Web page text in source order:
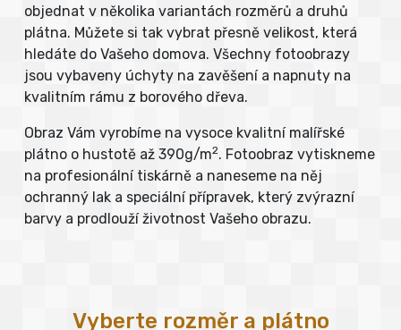
objednat v několika variantách rozměrů a druhů
plátna. Můžete si tak vybrat přesně velikost, která
hledáte do Vašeho domova. Všechny fotoobrazy
jsou vybaveny úchyty na zavěšení a napnuty na
kvalitním rámu z borového dřeva.
Obraz Vám vyrobíme na vysoce kvalitní malířské
plátno o hustotě až 390g/m2. Fotoobraz vytiskneme
na profesionální tiskárně a naneseme na něj
ochranný lak a speciální přípravek, který zvýrazní
barvy a prodlouží životnost Vašeho obrazu.
Vyberte rozměr a plátno